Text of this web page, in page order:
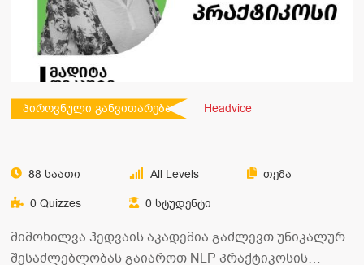
პიროვნული განვითარება Headvice
88 Საათი All Levels
Თემა
0 Quizzes
0 Სტუდენტი
მიმოხილვა ჰედვაის აკადემია გაძლევთ უნიკალურ
შესაძლებლობას გაიაროთ NLP პრაქტიკოსის